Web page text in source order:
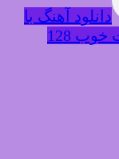
دانلود آهنگ با
128